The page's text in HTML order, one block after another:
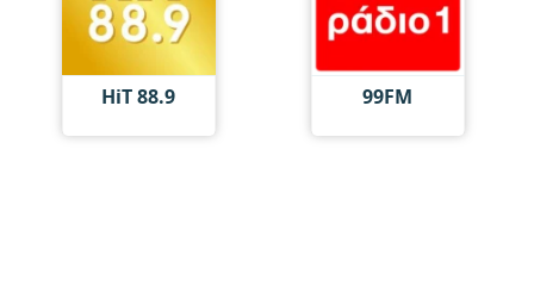
HiT 88.9 99FM